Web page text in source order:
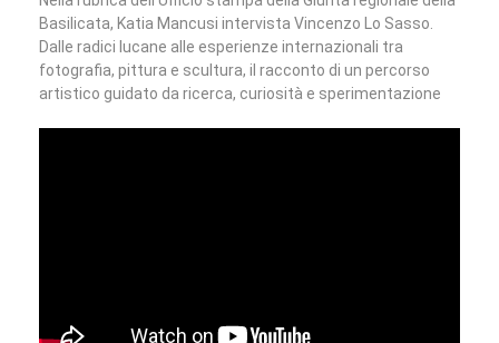
Basilicata, Katia Mancusi intervista Vincenzo Lo Sasso.
Dalle radici lucane alle esperienze internazionali tra
fotografia, pittura e scultura, il racconto di un percorso
artistico guidato da ricerca, curiosità e sperimentazione